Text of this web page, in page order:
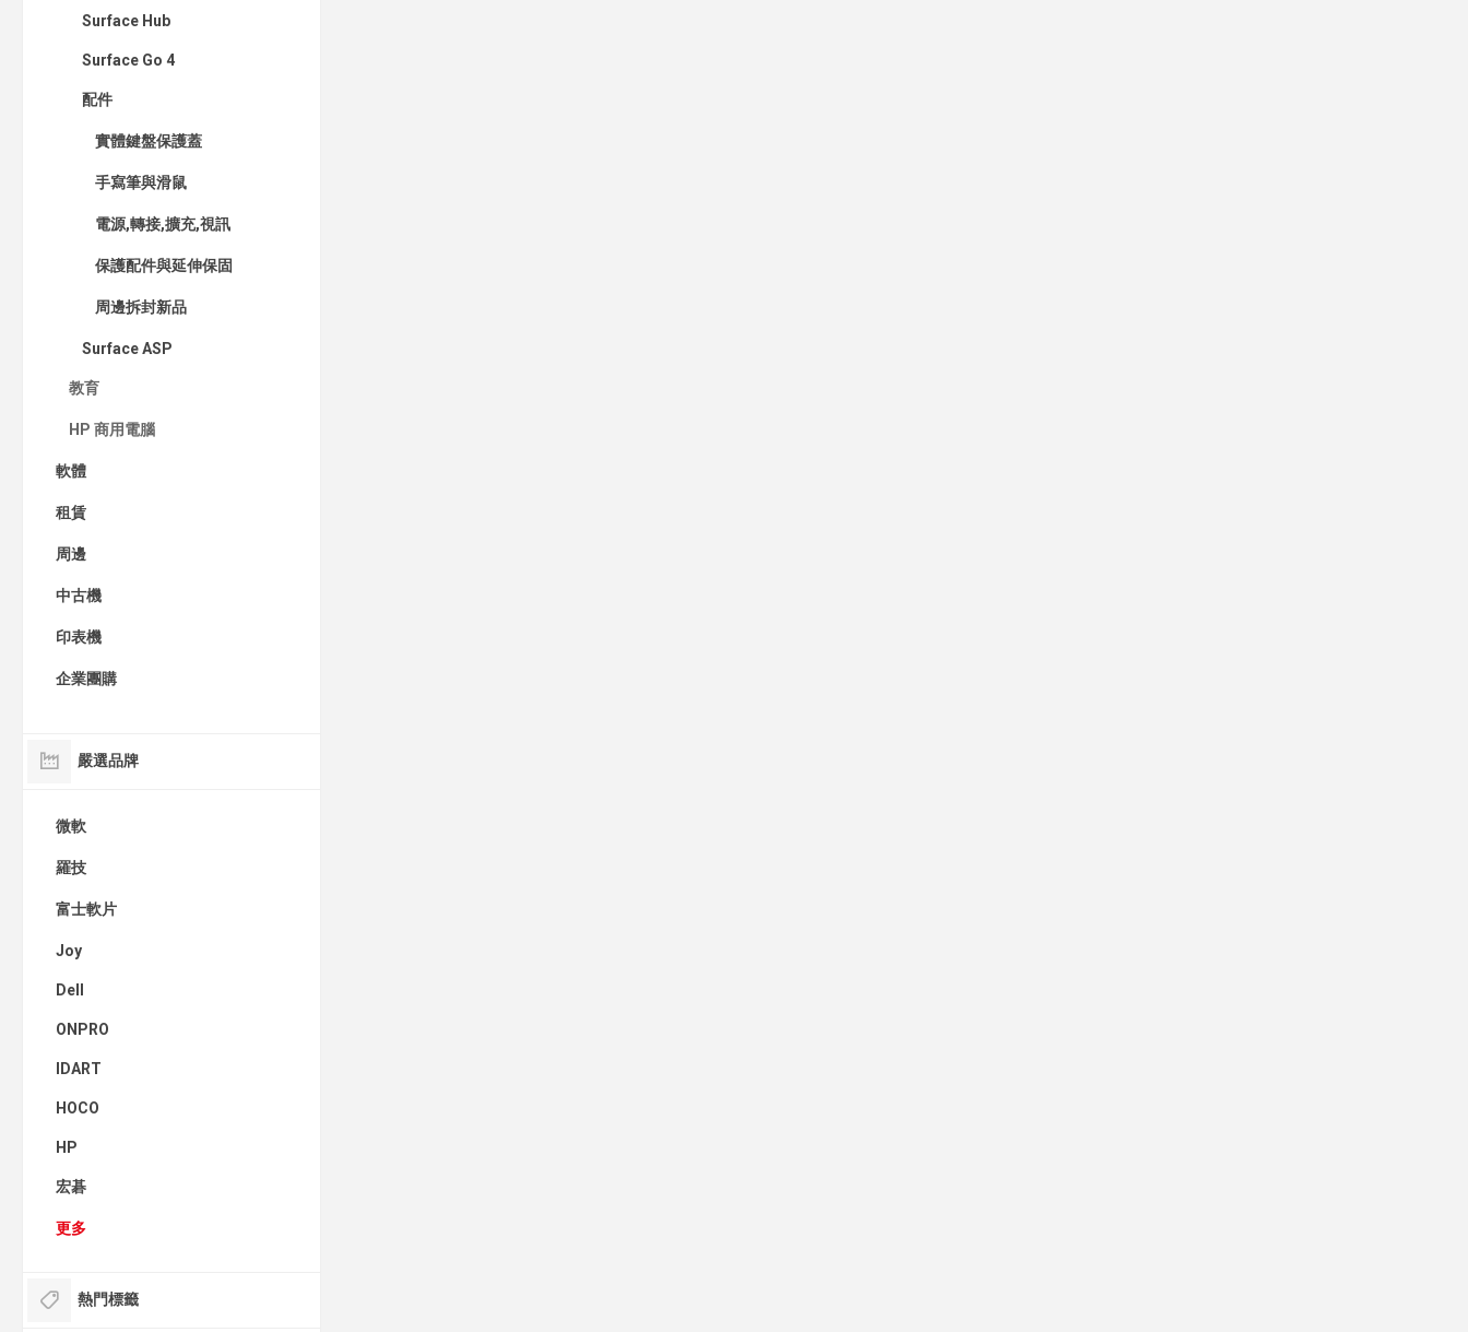
Surface Hub
Surface Go 4
配件
實體鍵盤保護蓋
手寫筆與滑鼠
電源,轉接,擴充,視訊
保護配件與延伸保固
周邊拆封新品
Surface ASP
教育
HP 商用電腦
軟體
租賃
周邊
中古機
印表機
企業團購
嚴選品牌
微軟
羅技
富士軟片
Joy
Dell
ONPRO
IDART
HOCO
HP
宏碁
更多
熱門標籤